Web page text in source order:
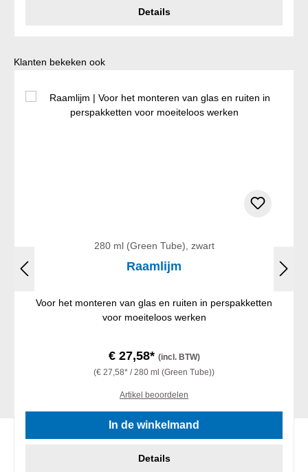
Details
Productgalerij overslaan
Klanten bekeken ook
280 ml (Green Tube), zwart
Raamlijm
Voor het monteren van glas en ruiten in perspakketten
voor moeiteloos werken
€ 27,58* (incl. BTW)
(€ 27,58* / 280 ml (Green Tube))
Artikel beoordelen
In de winkelmand
Details